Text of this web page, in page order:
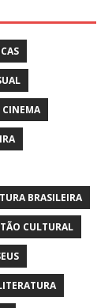
CINEMA
BRASILEIRA
CULTURAL